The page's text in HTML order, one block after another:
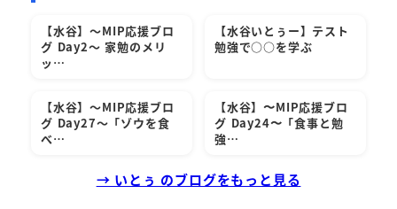
【水谷】～MIP応援ブロ
グ Day2～ 家勉のメリ
ッ…
【水谷いとぅー】テスト
勉強で○○を学ぶ
【水谷】～MIP応援ブロ
グ Day27～「ゾウを食
べ…
【水谷】〜MIP応援ブロ
グ Day24〜「食事と勉
強…
→ いとぅ のブログをもっと見る